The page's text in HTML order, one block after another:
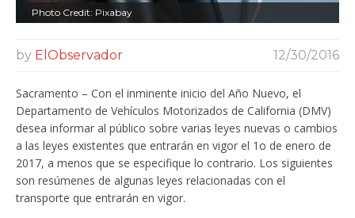
Photo Credit: Pixabay
by ElObservador 12/30/2016
Sacramento – Con el inminente inicio del Año Nuevo, el
Departamento de Vehículos Motorizados de California (DMV)
desea informar al público sobre varias leyes nuevas o cambios
a las leyes existentes que entrarán en vigor el 1o de enero de
2017, a menos que se especifique lo contrario. Los siguientes
son resúmenes de algunas leyes relacionadas con el
transporte que entrarán en vigor.